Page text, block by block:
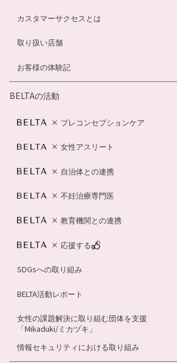
カスタマーサクセスとは
取り扱い店舗
お客様の体験記
BELTAの活動
プレコンセプションケア
女性アスリート
自治体との連携
不妊治療専門医
教育機関との連携
応援する
SDGsへの取り組み
BELTA活動レポート
女性の課題解決に取り組む団体を支援
「Mikaduki/ミカヅキ」
情報セキュリティにおける取り組み